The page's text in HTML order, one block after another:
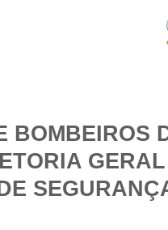
BOMBEIROS